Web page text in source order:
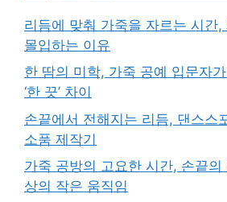
리듬에 맞춰 가죽을 자르는 시간,
몰입하는 이유
한 땀의 미학, 가죽 공예 입문자
‘한 끗’ 차이
손끝에서 전해지는 리듬, 댄스스
소품 제작기
가죽 공방의 고요한 시간, 손끝의
상의 작은 움직임